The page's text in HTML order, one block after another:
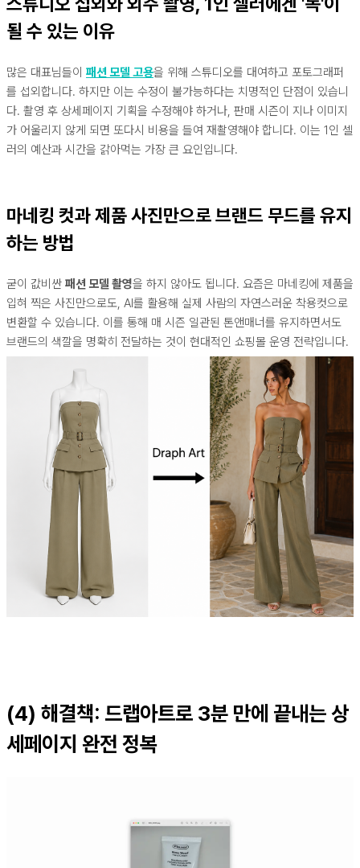
될 수 있는 이유
많은 대표님들이 패션 모델 고용을 위해 스튜디오를 대여하고 포토그래퍼
를 섭외합니다. 하지만 이는 수정이 불가능하다는 치명적인 단점이 있습니
다. 촬영 후 상세페이지 기획을 수정해야 하거나, 판매 시즌이 지나 이미지
가 어울리지 않게 되면 또다시 비용을 들여 재촬영해야 합니다. 이는 1인 셀
러의 예산과 시간을 갉아먹는 가장 큰 요인입니다.
마네킹 컷과 제품 사진만으로 브랜드 무드를 유지
하는 방법
굳이 값비싼 패션 모델 촬영을 하지 않아도 됩니다. 요즘은 마네킹에 제품을
입혀 찍은 사진만으로도, AI를 활용해 실제 사람의 자연스러운 착용컷으로
변환할 수 있습니다. 이를 통해 매 시즌 일관된 톤앤매너를 유지하면서도
브랜드의 색깔을 명확히 전달하는 것이 현대적인 쇼핑몰 운영 전략입니다.
(4) 해결책: 드랩아트로 3분 만에 끝내는 상
세페이지 완전 정복